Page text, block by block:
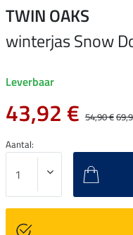
TWIN OAKS
winterjas Snow
Leverbaar
43,92 € 54,90 €
Aantal: